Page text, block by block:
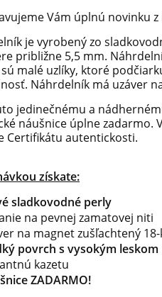
Vám úplnú novinku
je vyrobený zo
približne 5,5 mm.
malé uzlíky, ktoré
Náhrdelník má uzáver
jedinečnému a
náušnice úplne zadarmo.
Certifikátu autentickosti.
získate:
sladkovodné perly
na pevnej zamatovej niti
na magnet zušľachtený
povrch s vysokým leskom
kazetu
ZADARMO!